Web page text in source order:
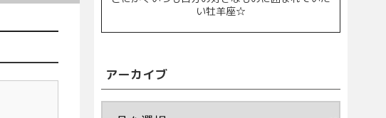
い牡羊座☆
アーカイブ